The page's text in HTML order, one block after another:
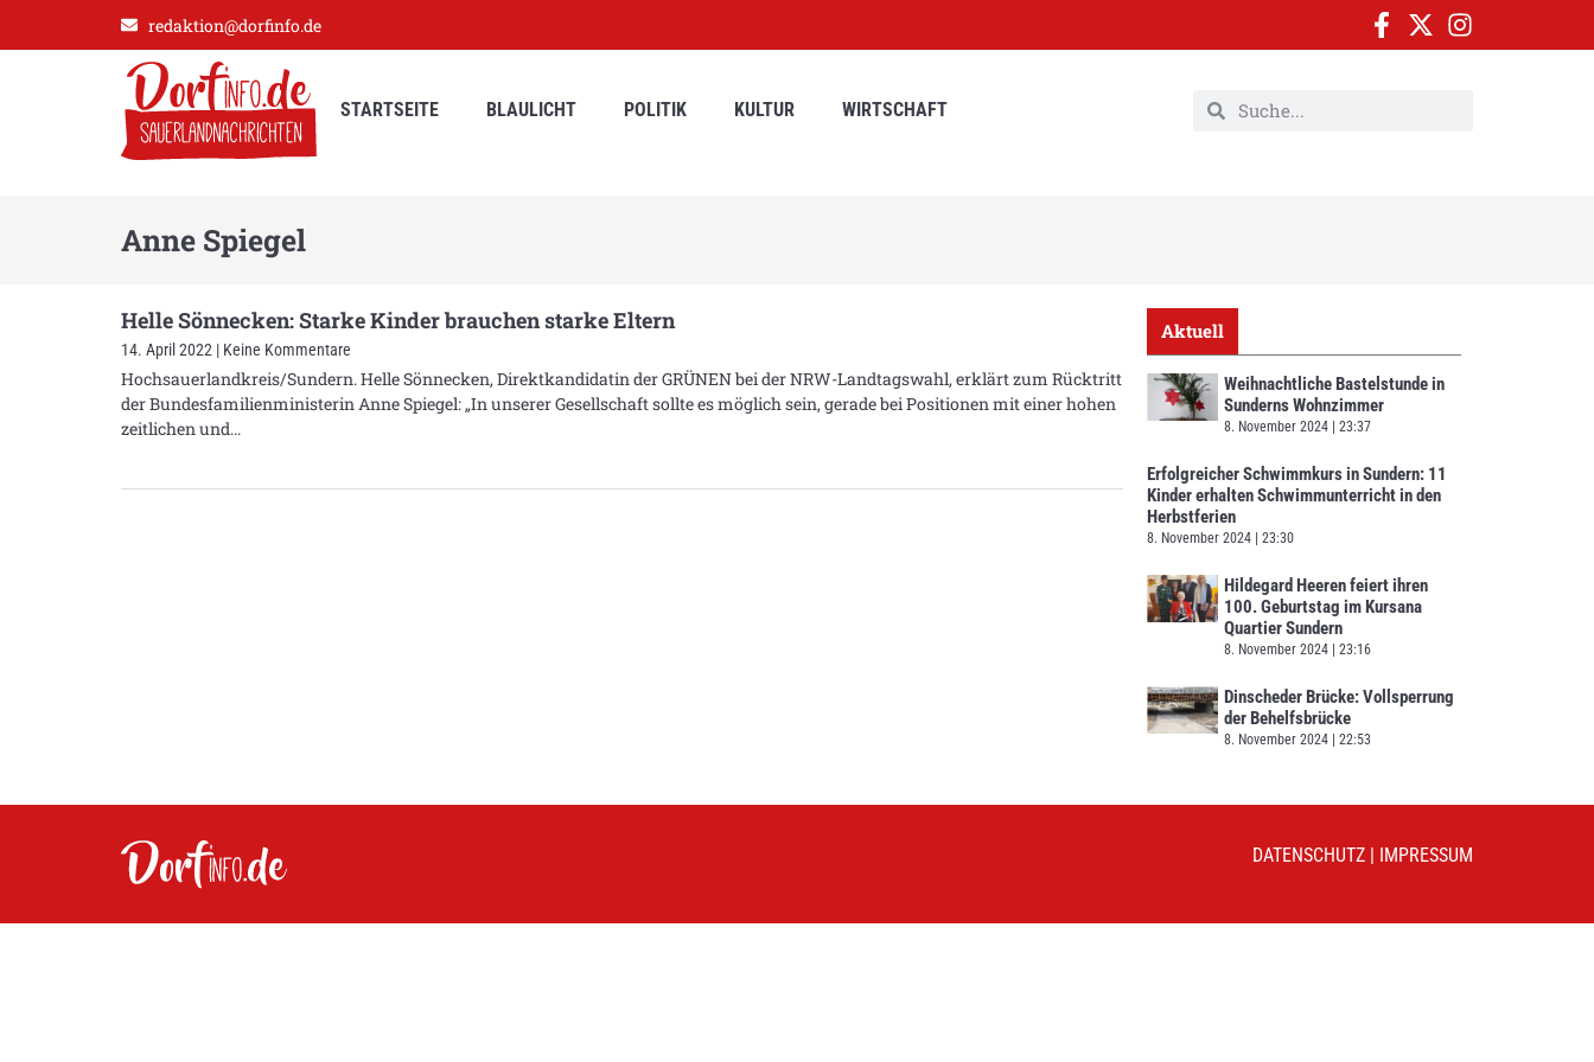
redaktion@dorfinfo.de
STARTSEITE BLAULICHT POLITIK KULTUR WIRTSCHAFT
Anne Spiegel
Helle Sönnecken: Starke Kinder brauchen starke Eltern
14. April 2022 Keine Kommentare
Hochsauerlandkreis/Sundern. Helle Sönnecken, Direktkandidatin der GRÜNEN bei der NRW-Landtagswahl, erklärt zum Rücktritt
der Bundesfamilienministerin Anne Spiegel: „In unserer Gesellschaft sollte es möglich sein, gerade bei Positionen mit einer hohen
zeitlichen und
Aktuell
Weihnachtliche Bastelstunde in
Sunderns Wohnzimmer
8. November 2024 23:37
Erfolgreicher Schwimmkurs in Sundern: 11
Kinder erhalten Schwimmunterricht in den
Herbstferien
8. November 2024 23:30
Hildegard Heeren feiert ihren
100. Geburtstag im Kursana
Quartier Sundern
8. November 2024 23:16
Dinscheder Brücke: Vollsperrung
der Behelfsbrücke
8. November 2024 22:53
DATENSCHUTZ | IMPRESSUM